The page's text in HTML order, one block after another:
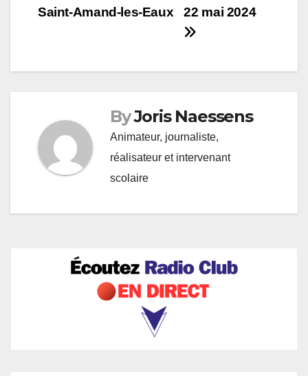
22 mai 2024
Saint-Amand-les-Eaux
ByJoris Naessens
Animateur, journaliste,
réalisateur et intervenant
scolaire